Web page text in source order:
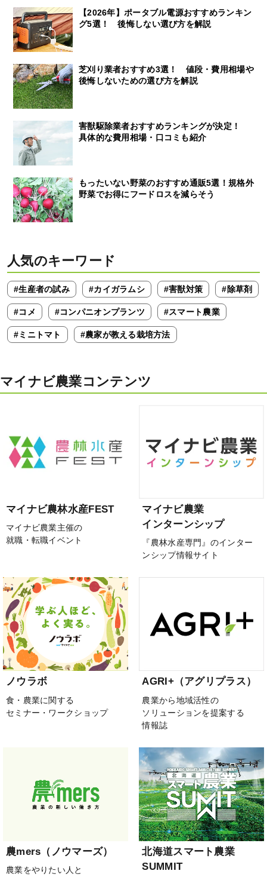
【2026年】ポータブル電源おすすめランキン
グ5選！ 後悔しない選び方を解説
芝刈り業者おすすめ3選！ 値段・費用相場や
後悔しないための選び方を解説
害獣駆除業者おすすめランキングが決定！
具体的な費用相場・口コミも紹介
もったいない野菜のおすすめ通販5選！規格外
野菜でお得にフードロスを減らそう
人気のキーワード
#生産者の試み #カイガラムシ #害獣対策 #除草剤
#コメ #コンパニオンプランツ #スマート農業
#ミニトマト #農家が教える栽培方法
マイナビ農業コンテンツ
マイナビ農林水産FEST
マイナビ農業主催の
就職・転職イベント
マイナビ農業
インターンシップ
『農林水産専門』のインター
ンシップ情報サイト
ノウラボ
食・農業に関する
セミナー・ワークショップ
AGRI+（アグリプラス）
農業から地域活性の
ソリューションを提案する
情報誌
農mers（ノウマーズ）
農業をやりたい人と
北海道スマート農業
SUMMIT